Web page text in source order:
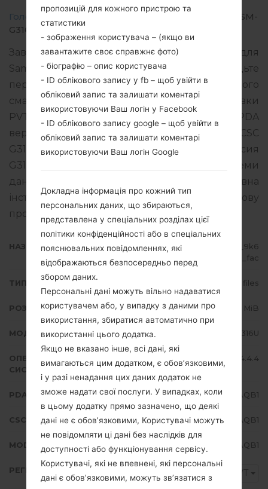
Головна Galaxy Ace 4 SamsungSM-G316U
SM-
G316U_1_20170503092226_9k6xm5jeb3_fac.zip
Завантажте останнє оновлення прошивки для
Samsung Galaxy Ace 4, але не забудьте
перевірити, чи відповідає номер моделі вашого
смартфона вказаному SM-G316U. Код прошивки
PVT для PERU. Продукт поставляється з PDA
версією G316UUHU0AQB1 версія CSC
G316UPVT0AQB1, MODEM версия
G316UUHU0AQB1. Версія операційної системи
даної прошивки Android KitKat 4.4.4. Повна
інструкція про те, як прошивати стокову
прошивку на пристроях Samsung
НАЗВА ФАЙЛУ
SM-G316U_1_20170503092226_9k6
xm5jeb3_fac
ТИП ПРОШИВКИ 4 files
РОЗМІР ФАЙЛУ 475.3 MiB
МОДЕЛЬ Samsung SM-G316U
ОПЕРАЦІЙНА
СИСТЕМА
Android KitKat 4.4.4
PDA/AP ВЕРСІЯ G316UUHU0AQB1
CSC ВЕРСІЯ G316UPVT0AQB1
MODEM/CP ВЕРСІЯ G316UUHU0AQB1
РЕГІОН PVT
пропозицій для кожного пристрою та
статистики
- зображення користувача – (якщо ви
завантажите своє справжнє фото)
- біографію – опис користувача
- ID облікового запису у fb – щоб увійти в
обліковий запис та залишати коментарі
використовуючи Ваш логін у Facebook
- ID облікового запису google – щоб увійти в
обліковий запис та залишати коментарі
використовуючи Ваш логін Google
Докладна інформація про кожний тип
персональних даних, що збираються,
представлена у спеціальних розділах цієї
політики конфіденційності або в спеціальних
пояснювальних повідомленнях, які
відображаються безпосередньо перед
збором даних.
Персональні дані можуть вільно надаватися
користувачем або, у випадку з даними про
використання, збиратися автоматично при
використанні цього додатка.
Якщо не вказано інше, всі дані, які
вимагаються цим додатком, є обов’язковими,
і у разі ненадання цих даних додаток не
зможе надати свої послуги. У випадках, коли
в цьому додатку прямо зазначено, що деякі
дані не є обов’язковими, Користувачі можуть
не повідомляти ці дані без наслідків для
доступності або функціонування сервісу.
Користувачі, які не впевнені, які персональні
дані є обов’язковими, можуть зв’язатися з